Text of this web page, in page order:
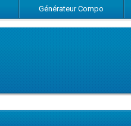
Générateur Compo